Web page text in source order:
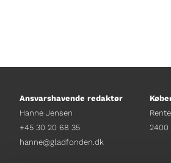
Ansvarshavende redaktør
Hanne Jensen
+45 30 20 68 35
hanne@gladfonden.dk
2400